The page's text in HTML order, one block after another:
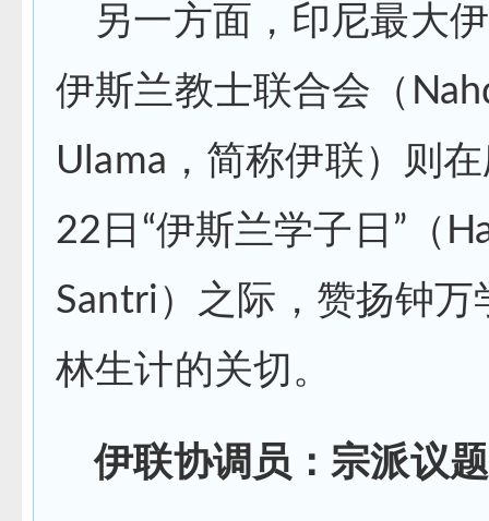
另一方面，印尼最大
伊斯兰教士联合会（
Ulama，简称伊联）则
22日“伊斯兰学子日”（
Santri）之际，赞扬钟万
林生计的关切。
伊联协调员：宗派议题